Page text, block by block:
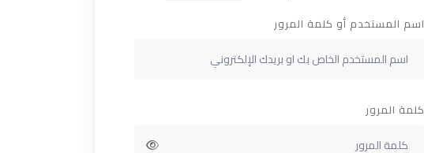
اسم المستخدم أو كلمة المرور
كلمة المرور